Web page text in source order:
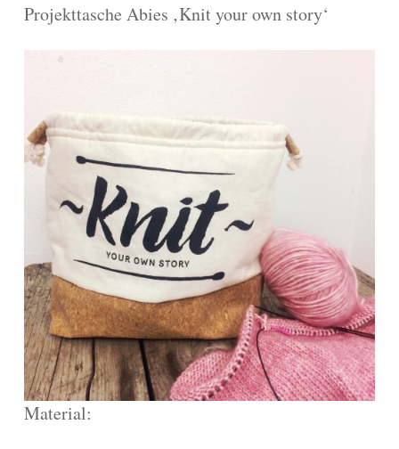
Projekttasche Abies ‚Knit your own story‘
Material: